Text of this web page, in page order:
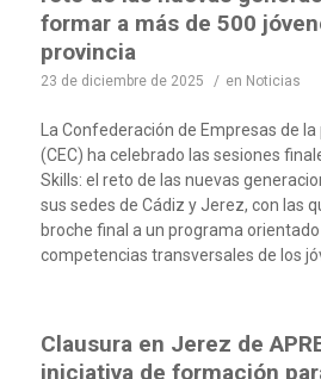
formar a más de 500
provincia
23 de diciembre de 2025 / en Noticias
La Confederación de Empresas de
(CEC) ha celebrado las sesiones
Skills: el reto de las nuevas
sus sedes de Cádiz y Jerez, con las
broche final a un programa
competencias transversales de los
Clausura en Jerez de
iniciativa de formación